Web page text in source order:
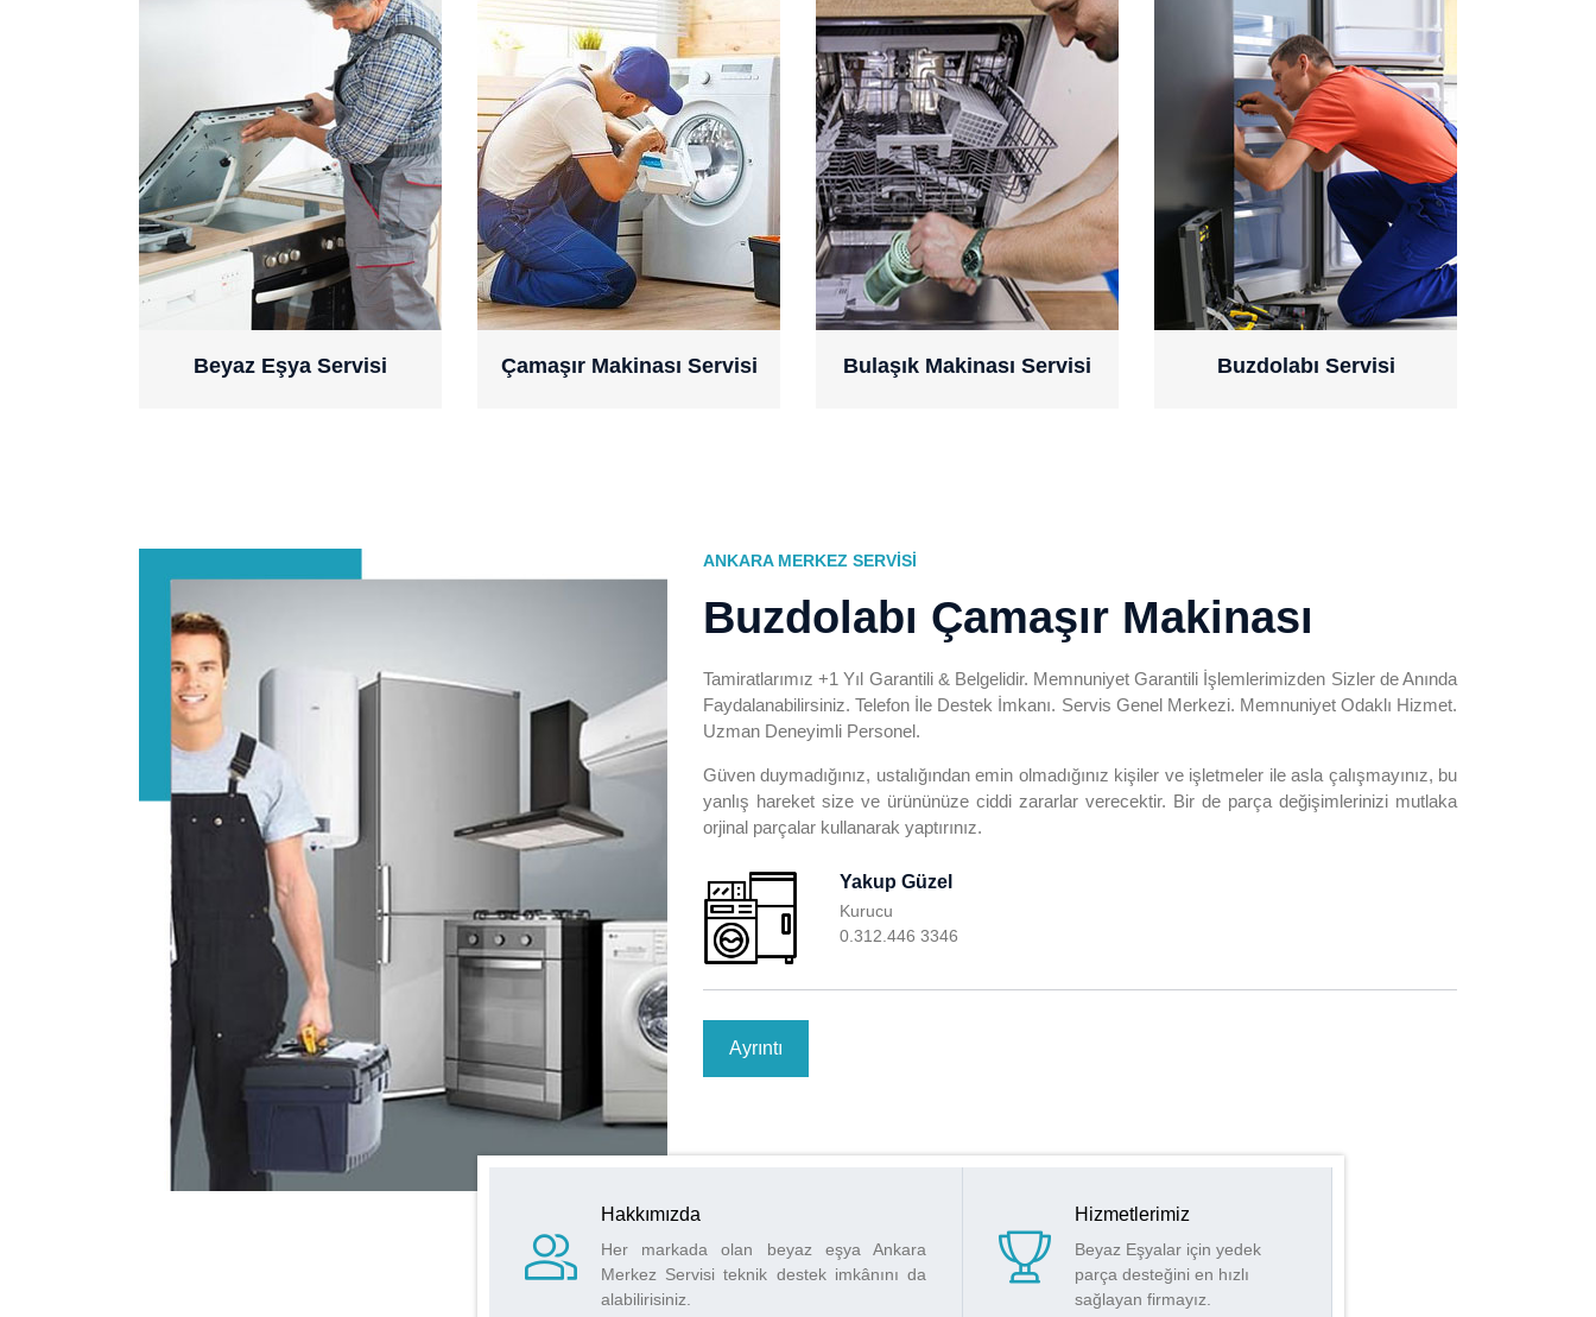
0532 471 48 52
Beyaz Eşya Servisi
0532 471 48 52
Çamaşır Makinası Servisi
0532 471 48 52
Bulaşık Makinası Servisi
0532 471 48 52
Buzdolabı Servisi
ANKARA MERKEZ SERVISI
Buzdolabı Çamaşır Makinası
Tamiratlarımız +1 Yıl Garantili & Belgelidir. Memnuniyet Garantili İşlemlerimizden Sizler de Anında
Faydalanabilirsiniz. Telefon İle Destek İmkanı. Servis Genel Merkezi. Memnuniyet Odaklı Hizmet.
Uzman Deneyimli Personel.
Güven duymadığınız, ustalığından emin olmadığınız kişiler ve işletmeler ile asla çalışmayınız, bu
yanlış hareket size ve ürününüze ciddi zararlar verecektir. Bir de parça değişimlerinizi mutlaka
orjinal parçalar kullanarak yaptırınız.
Yakup Güzel
Kurucu
0.312.446 3346
Ayrıntı
Hakkımızda
Her markada olan beyaz eşya Ankara
Merkez Servisi teknik destek imkânını da
alabilirisiniz.
Hizmetlerimiz
Beyaz Eşyalar için yedek
parça desteğini en hızlı
sağlayan firmayız.